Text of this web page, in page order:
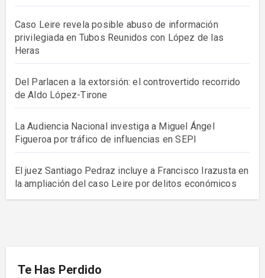
Caso Leire revela posible abuso de información
privilegiada en Tubos Reunidos con López de las
Heras
Del Parlacen a la extorsión: el controvertido recorrido
de Aldo López-Tirone
La Audiencia Nacional investiga a Miguel Ángel
Figueroa por tráfico de influencias en SEPI
El juez Santiago Pedraz incluye a Francisco Irazusta en
la ampliación del caso Leire por delitos económicos
Te Has Perdido